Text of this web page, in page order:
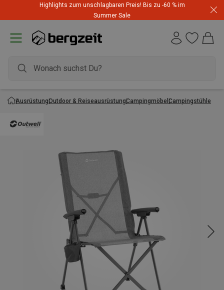
Highlights zum unschlagbaren Preis! Bis zu -60 % im
Summer Sale
AusrüstungOutdoor & ReiseausrüstungCampingmöbel Campingstühle